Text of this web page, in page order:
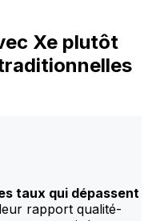
Xe plutôt
taux qui dépassent
rapport qualité-